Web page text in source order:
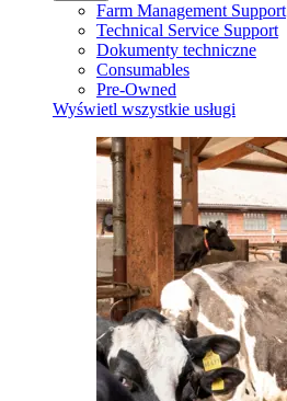
Farm Management Support
Technical Service Support
Dokumenty techniczne
Consumables
Pre-Owned
Wyświetl wszystkie usługi